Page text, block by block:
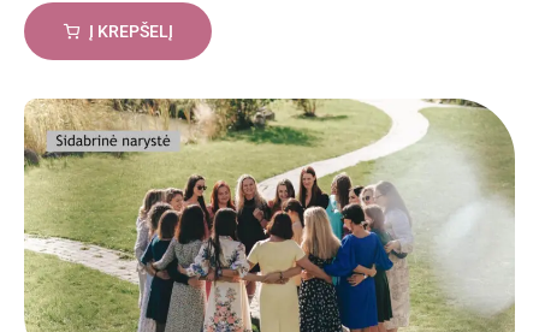
Į KREPŠELĮ